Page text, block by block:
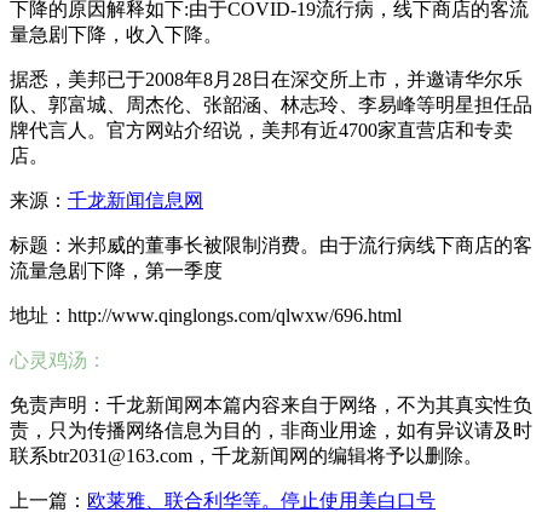
下降的原因解释如下:由于COVID-19流行病，线下商店的客流
量急剧下降，收入下降。
据悉，美邦已于2008年8月28日在深交所上市，并邀请华尔乐
队、郭富城、周杰伦、张韶涵、林志玲、李易峰等明星担任品
牌代言人。官方网站介绍说，美邦有近4700家直营店和专卖
店。
来源： 千龙新闻信息网
标题：米邦威的董事长被限制消费。由于流行病线下商店的客
流量急剧下降，第一季度
地址：http://www.qinglongs.com/qlwxw/696.html
心灵鸡汤：
免责声明：千龙新闻网本篇内容来自于网络，不为其真实性负
责，只为传播网络信息为目的，非商业用途，如有异议请及时
联系btr2031@163.com，千龙新闻网的编辑将予以删除。
上一篇： 欧莱雅、联合利华等。停止使用美白口号